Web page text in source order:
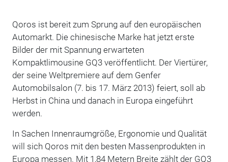
Qoros ist bereit zum Sprung auf den europäischen
Automarkt. Die chinesische Marke hat jetzt erste
Bilder der mit Spannung erwarteten
Kompaktlimousine GQ3 veröffentlicht. Der Viertürer,
der seine Weltpremiere auf dem Genfer
Automobilsalon (7. bis 17. März 2013) feiert, soll ab
Herbst in China und danach in Europa eingeführt
werden.
In Sachen Innenraumgröße, Ergonomie und Qualität
will sich Qoros mit den besten Massenprodukten in
Europa messen. Mit 1,84 Metern Breite zählt der GQ3